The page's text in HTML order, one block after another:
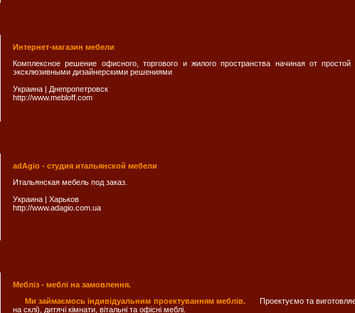
Интернет-магазин мебели
Комплексное решение офисного, торгового и жилого пространства начиная от
эксклюзивными дизайнерскими решениями
Украина | Днепропетровск
http://www.mebloff.com
adAgio - студия итальянской мебели
Итальянская мебель под заказ.
Украина | Харьков
http://www.adagio.com.ua
Мебліз - меблі на замовлення.
Ми займаємось індивідуальним проектуванням меблів.
Проектуємо та
на склі), дитячі кімнати, вітальні та офісні меблі.